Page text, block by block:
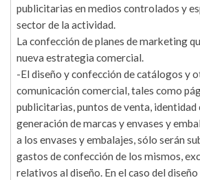
publicitarias en medios controlados y
sector de la actividad.
La confección de planes de marketing
nueva estrategia comercial.
-El diseño y confección de catálogos y
comunicación comercial, tales como
publicitarias, puntos de venta,
generación de marcas y envases y
a los envases y embalajes, sólo serán
gastos de confección de los mismos,
relativos al diseño. En el caso del diseño